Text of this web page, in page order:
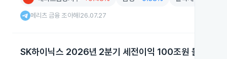
메리츠 금융 조아해 26.07.27
SK하이닉스 2026년 2분기 세전이익 100조원 돌파 전망